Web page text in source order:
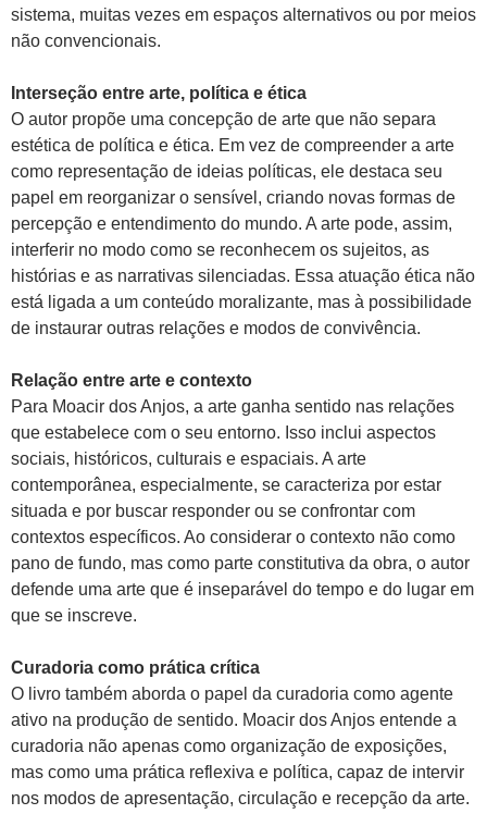
sistema, muitas vezes em espaços alternativos ou por meios
não convencionais.
Interseção entre arte, política e ética
O autor propõe uma concepção de arte que não separa
estética de política e ética. Em vez de compreender a arte
como representação de ideias políticas, ele destaca seu
papel em reorganizar o sensível, criando novas formas de
percepção e entendimento do mundo. A arte pode, assim,
interferir no modo como se reconhecem os sujeitos, as
histórias e as narrativas silenciadas. Essa atuação ética não
está ligada a um conteúdo moralizante, mas à possibilidade
de instaurar outras relações e modos de convivência.
Relação entre arte e contexto
Para Moacir dos Anjos, a arte ganha sentido nas relações
que estabelece com o seu entorno. Isso inclui aspectos
sociais, históricos, culturais e espaciais. A arte
contemporânea, especialmente, se caracteriza por estar
situada e por buscar responder ou se confrontar com
contextos específicos. Ao considerar o contexto não como
pano de fundo, mas como parte constitutiva da obra, o autor
defende uma arte que é inseparável do tempo e do lugar em
que se inscreve.
Curadoria como prática crítica
O livro também aborda o papel da curadoria como agente
ativo na produção de sentido. Moacir dos Anjos entende a
curadoria não apenas como organização de exposições,
mas como uma prática reflexiva e política, capaz de intervir
nos modos de apresentação, circulação e recepção da arte.